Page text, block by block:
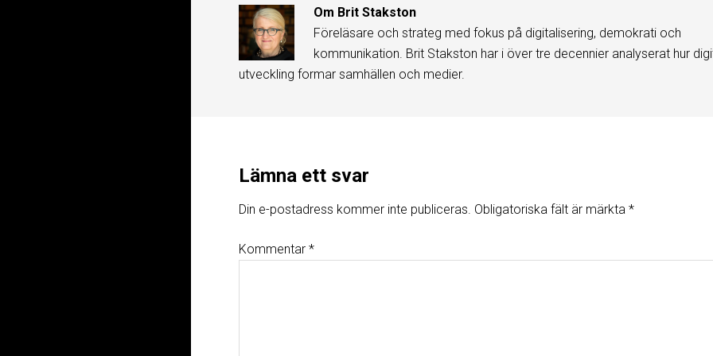
Om Brit Stakston
Föreläsare och strateg med fokus på digitalisering, demokrati och
kommunikation. Brit Stakston har i över tre decennier analyserat hur
utveckling formar samhällen och medier.
Lämna ett svar
Din e-postadress kommer inte publiceras. Obligatoriska fält är märkta *
Kommentar *